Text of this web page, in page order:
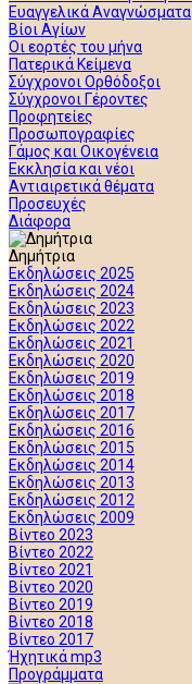
Ευαγγελικά Αναγνώσματα
Βίοι Αγίων
Οι εορτές του μήνα
Πατερικά Κείμενα
Σύγχρονοι Ορθόδοξοι
Σύγχρονοι Γέροντες
Προφητείες
Προσωπογραφίες
Γάμος και Οικογένεια
Εκκλησία και νέοι
Αντιαιρετικά θέματα
Προσευχές
Διάφορα
Δημήτρια
Εκδηλώσεις 2025
Εκδηλώσεις 2024
Εκδηλώσεις 2023
Εκδηλώσεις 2022
Εκδηλώσεις 2021
Εκδηλώσεις 2020
Εκδηλώσεις 2019
Εκδηλώσεις 2018
Εκδηλώσεις 2017
Εκδηλώσεις 2016
Εκδηλώσεις 2015
Εκδηλώσεις 2014
Εκδηλώσεις 2013
Εκδηλώσεις 2012
Εκδηλώσεις 2009
Βίντεο 2023
Βίντεο 2022
Βίντεο 2021
Βίντεο 2020
Βίντεο 2019
Βίντεο 2018
Βίντεο 2017
Ήχητικά mp3
Προγράμματα